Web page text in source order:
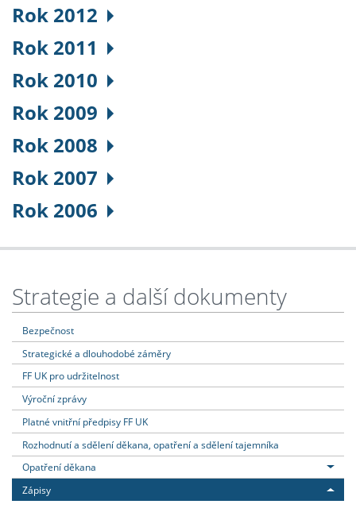
Rok 2012
Rok 2011
Rok 2010
Rok 2009
Rok 2008
Rok 2007
Rok 2006
Strategie a další dokumenty
Bezpečnost
Strategické a dlouhodobé záměry
FF UK pro udržitelnost
Výroční zprávy
Platné vnitřní předpisy FF UK
Rozhodnutí a sdělení děkana, opatření a sdělení tajemníka
Opatření děkana
Zápisy